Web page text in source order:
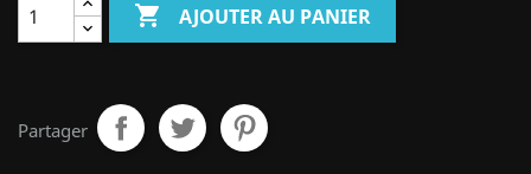
 AJOUTER AU PANIER
Partager